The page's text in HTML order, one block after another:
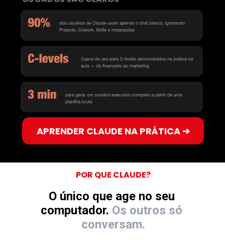
APRENDER CLAUDE NA PRÁTICA ➔
POR QUE CLAUDE?
O único que age no seu
computador. Os outros só
conversam.